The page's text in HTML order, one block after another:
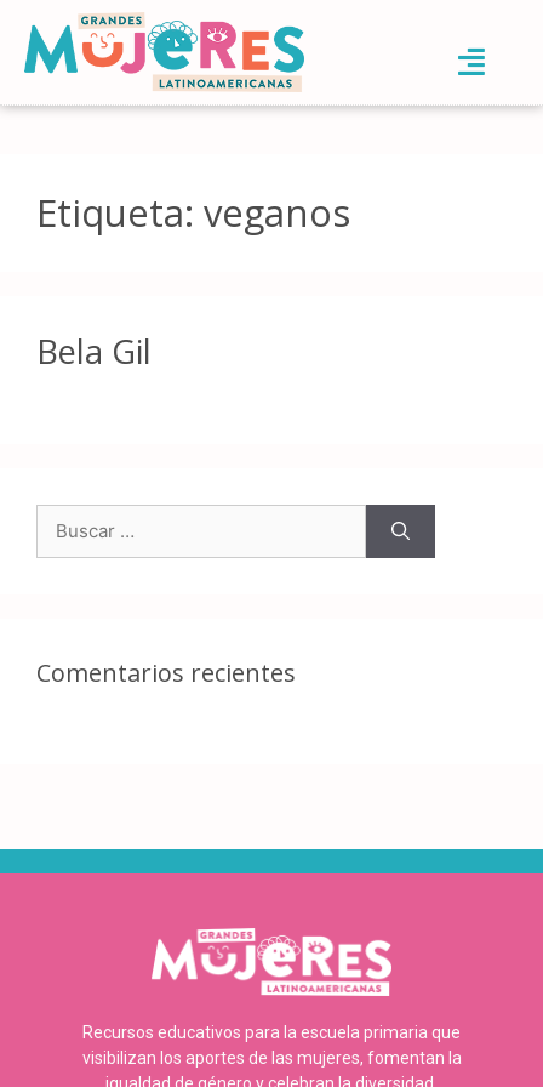
Etiqueta: veganos
Bela Gil
Comentarios recientes
Recursos educativos para la escuela primaria que
visibilizan los aportes de las mujeres, fomentan la
igualdad de género y celebran la diversidad.